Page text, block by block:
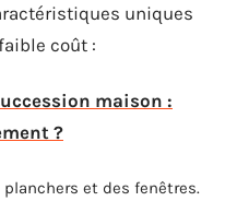
uniques
coût :
maison :
?
planchers et des fenêtres.